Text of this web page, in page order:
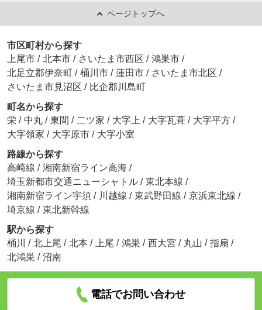
ページトップへ
市区町村から探す
上尾市 / 北本市 / さいたま市西区 / 鴻巣市 /
北足立郡伊奈町 / 桶川市 / 蓮田市 / さいたま市北区 /
さいたま市見沼区 / 比企郡川島町
町名から探す
栄 / 中丸 / 東間 / 二ツ家 / 大字上 / 大字瓦葺 / 大字平方 /
大字領家 / 大字原市 / 大字小室
路線から探す
高崎線 / 湘南新宿ライン高海 /
埼玉新都市交通ニューシャトル / 東北本線 /
湘南新宿ライン宇須 / 川越線 / 東武野田線 / 京浜東北線 /
埼京線 / 東北新幹線
駅から探す
桶川
/ 北上尾 / 北本 / 上尾 / 鴻巣 / 西大宮 / 丸山 / 指扇 /
北鴻巣 / 沼南
電話でお問い合わせ